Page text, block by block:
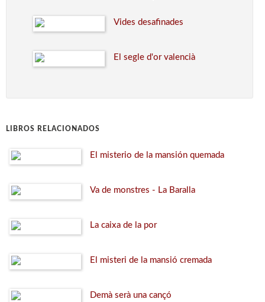
Vides desafinades
El segle d'or valencià
LIBROS RELACIONADOS
El misterio de la mansión quemada
Va de monstres - La Baralla
La caixa de la por
El misteri de la mansió cremada
Demà serà una cançó